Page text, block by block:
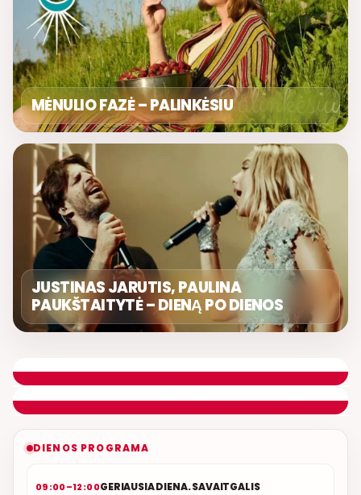
MĖNULIO FAZĖ – PALINKĖSIU
JUSTINAS JARUTIS, PAULINA
PAUKŠTAITYTĖ – DIENĄ PO DIENOS
DIENOS PROGRAMA
09:00–12:00GERIAUSIA DIENA. SAVAITGALIS